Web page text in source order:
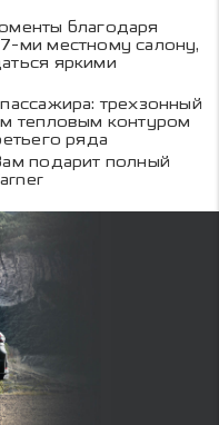
благодаря
ми местному салону,
яркими
трехзонный
тепловым контуром
ряда
подарит полный